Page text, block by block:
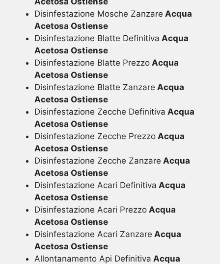
Disinfestazione Mosche Zanzare Acqua
Acetosa Ostiense
Disinfestazione Blatte Definitiva Acqua
Acetosa Ostiense
Disinfestazione Blatte Prezzo Acqua
Acetosa Ostiense
Disinfestazione Blatte Zanzare Acqua
Acetosa Ostiense
Disinfestazione Zecche Definitiva Acqua
Acetosa Ostiense
Disinfestazione Zecche Prezzo Acqua
Acetosa Ostiense
Disinfestazione Zecche Zanzare Acqua
Acetosa Ostiense
Disinfestazione Acari Definitiva Acqua
Acetosa Ostiense
Disinfestazione Acari Prezzo Acqua
Acetosa Ostiense
Disinfestazione Acari Zanzare Acqua
Acetosa Ostiense
Allontanamento Api Definitiva Acqua